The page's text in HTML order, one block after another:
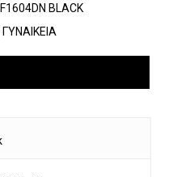
BLACK
ΓΥΝΑΙΚΕΙΑ